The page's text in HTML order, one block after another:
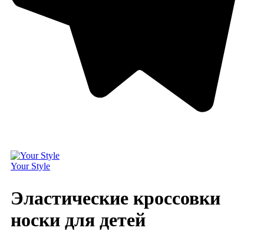
Your Style
Эластические кроссовки
носки для детей